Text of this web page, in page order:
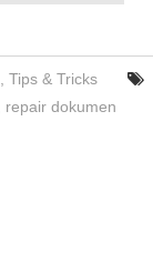
,Tips & Tricks
repair dokumen